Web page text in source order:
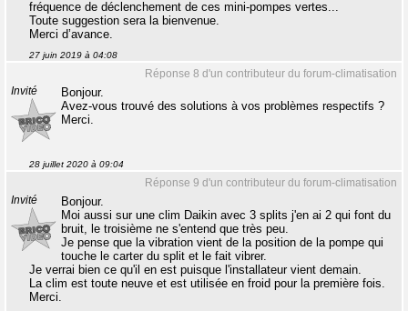
fréquence de déclenchement de ces mini-pompes vertes...
Toute suggestion sera la bienvenue.
Merci d’avance.
27 juin 2019 à 04:08
Réponse 8 d'un contributeur du forum-climatisation
Invité
Bonjour.
Avez-vous trouvé des solutions à vos problèmes respectifs ?
Merci.
28 juillet 2020 à 09:04
Réponse 9 d'un contributeur du forum-climatisation
Invité
Bonjour.
Moi aussi sur une clim Daikin avec 3 splits j'en ai 2 qui font du
bruit, le troisième ne s'entend que très peu.
Je pense que la vibration vient de la position de la pompe qui
touche le carter du split et le fait vibrer.
Je verrai bien ce qu'il en est puisque l'installateur vient demain.
La clim est toute neuve et est utilisée en froid pour la première fois.
Merci.